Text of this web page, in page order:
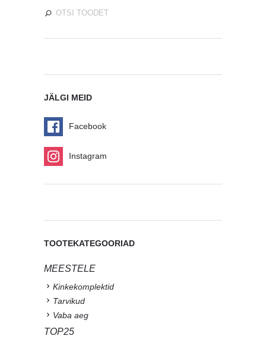
JÄLGI MEID
Facebook
Instagram
TOOTEKATEGOORIAD
MEESTELE
Kinkekomplektid
Tarvikud
Vaba aeg
TOP25